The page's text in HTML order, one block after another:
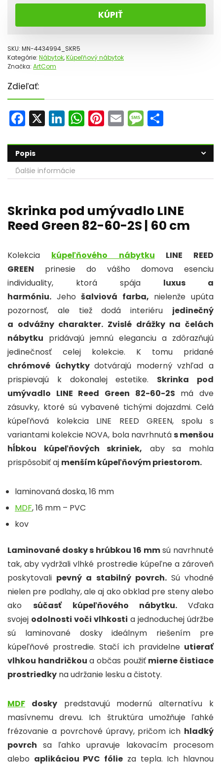
KÚPIŤ
SKU: MN-4434994_SKR5
Kategórie: Nábytok,Kúpeľňový nábytok
Značka: ArtCom
Zdieľať:
F
c
e
b
o
k
X Li
k
e
dI
W
a
ts
A
p
Pi
er
e
st
E
ai
l
M
s
s
a
e
ar
e
Popis
Ďalšie informácie
Skrinka pod umývadlo LINE
Reed Green 82-60-2S | 60 cm
Kolekcia kúpeľňového nábytku LINE REED
GREEN prinesie do vášho domova esenciu
individuality, ktorá spája luxus a
harmóniu. Jehošalviová farba, nielenže upúta
pozornosť, ale tiež dodá interiéru jedinečný
a odvážny charakter. Zvislé drážky na čelách
nábytku pridávajú jemnú eleganciu a zdôrazňujú
jedinečnosť celej kolekcie.
K tomu pridané
chrómové úchytkydotvárajú moderný vzhľad a
prispievajú k dokonalej estetike. Skrinka pod
umývadlo LINE Reed Green 82-60-2S má dve
zásuvky, ktoré sú vybavené tichými dojazdmi. Celá
kúpeľňová kolekcia LINE REED GREEN, spolu s
variantami kolekcie NOVA, bola navrhnutás menšou
hĺbkou kúpeľňových skriniek, aby sa mohla
prispôsobiť aj menším kúpeľňovým priestorom.
laminovaná doska, 16 mm
MDF, 16 mm – PVC
kov
Laminované dosky s hrúbkou 16 mmsú navrhnuté
tak, aby vydržali vlhké prostredie kúpeľne a zároveň
poskytovali pevný a stabilný povrch.Sú vhodné
nielen pre podlahy, ale aj ako obklad pre steny alebo
ako súčasť kúpeľňového nábytku. Vďaka
svojej odolnosti voči vlhkosti a jednoduchej údržbe
sú laminované dosky ideálnym riešením pre
kúpeľňové prostredie. Stačí ich pravidelne utierať
vlhkou handričkou a občas použiť mierne čistiace
prostriedky na udržanie lesku a čistoty.
MDF doskypredstavujú modernú alternatívu k
masívnemu drevu. Ich štruktúra umožňuje ľahké
frézovanie a povrchové úpravy, pričom ich hladký
povrch sa ľahko upravuje lakovacím procesom
alebo aplikáciou PVC fólie za tepla. Ich hlavnou